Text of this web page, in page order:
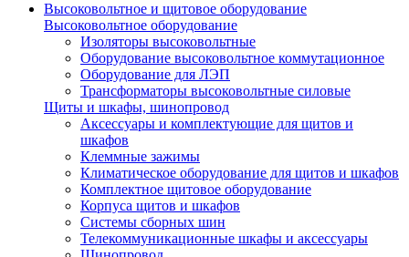
Высоковольтное и щитовое оборудование
Высоковольтное оборудование
Изоляторы высоковольтные
Оборудование высоковольтное коммутационное
Оборудование для ЛЭП
Трансформаторы высоковольтные силовые
Щиты и шкафы, шинопровод
Аксессуары и комплектующие для щитов и
шкафов
Клеммные зажимы
Климатическое оборудование для щитов и шкафов
Комплектное щитовое оборудование
Корпуса щитов и шкафов
Системы сборных шин
Телекоммуникационные шкафы и аксессуары